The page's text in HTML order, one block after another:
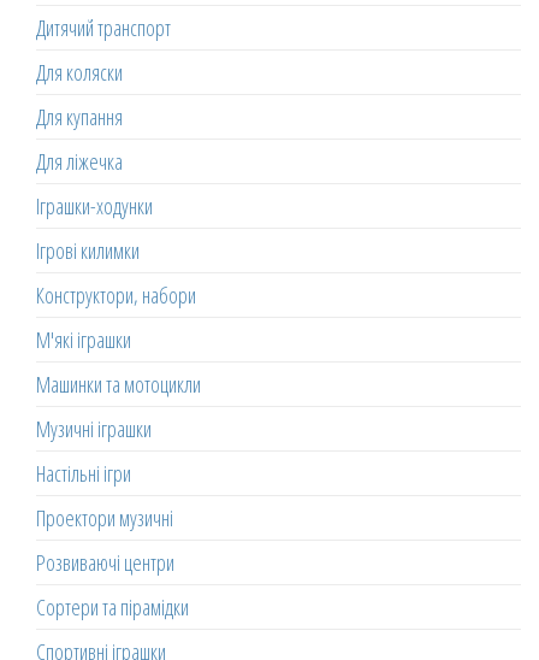
Дитячий транспорт
Для коляски
Для купання
Для ліжечка
Іграшки-ходунки
Ігрові килимки
Конструктори, набори
М'які іграшки
Машинки та мотоцикли
Музичні іграшки
Настільні ігри
Проектори музичні
Розвиваючі центри
Сортери та пірамідки
Спортивні іграшки